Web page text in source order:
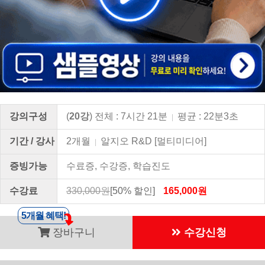
강의구성 (20강) 전체 : 7시간 21분 | 평균 : 22분3초
기간 / 강사 2개월 | 알지오 R&D [멀티미디어]
증빙가능 수료증, 수강증, 학습진도
수강료 330,000원[50% 할인] 165,000원
장바구니 수강신청
5개월 혜택!